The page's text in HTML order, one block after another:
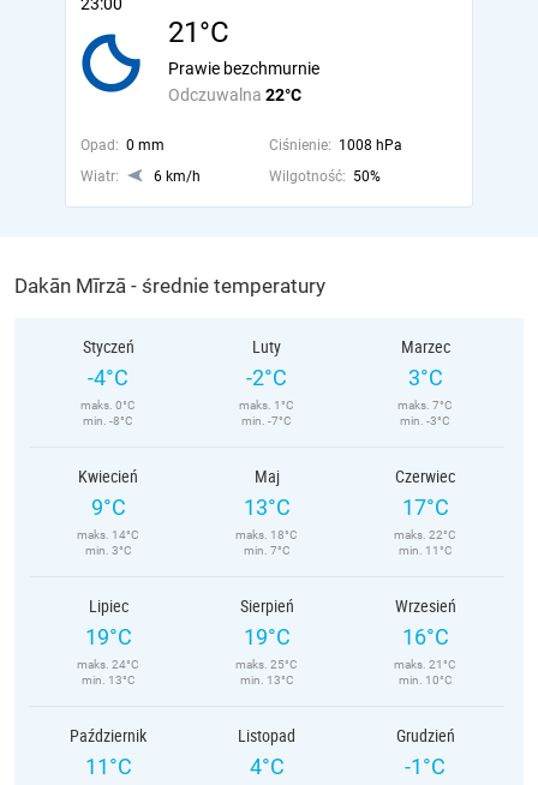
21°C
Odczuwalna 22°C
Prawie bezchmurnie
Opad: 0 mm Ciśnienie: 1008 hPa
Wiatr:
6 km/h Wilgotność: 50%
Dakān Mīrzā - średnie temperatury
Styczeń
-4°C
maks. 0°C
min. -8°C
Luty
-2°C
maks. 1°C
min. -7°C
Marzec
3°C
maks. 7°C
min. -3°C
Kwiecień
9°C
maks. 14°C
min. 3°C
Maj
13°C
maks. 18°C
min. 7°C
Czerwiec
17°C
maks. 22°C
min. 11°C
Lipiec
19°C
maks. 24°C
min. 13°C
Sierpień
19°C
maks. 25°C
min. 13°C
Wrzesień
16°C
maks. 21°C
min. 10°C
Październik
11°C
Listopad
4°C
Grudzień
-1°C